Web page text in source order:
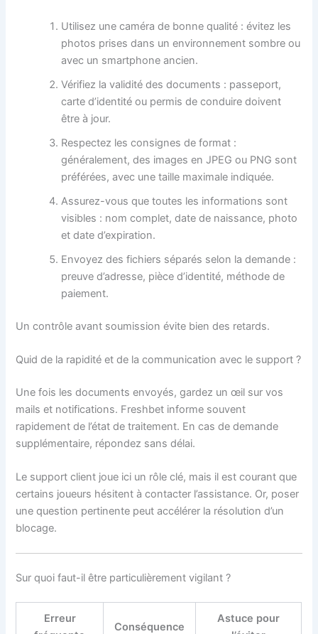
Utilisez une caméra de bonne qualité : évitez les
photos prises dans un environnement sombre ou
avec un smartphone ancien.
Vérifiez la validité des documents : passeport,
carte d’identité ou permis de conduire doivent
être à jour.
Respectez les consignes de format :
généralement, des images en JPEG ou PNG sont
préférées, avec une taille maximale indiquée.
Assurez-vous que toutes les informations sont
visibles : nom complet, date de naissance, photo
et date d’expiration.
Envoyez des fichiers séparés selon la demande :
preuve d’adresse, pièce d’identité, méthode de
paiement.
Un contrôle avant soumission évite bien des retards.
Quid de la rapidité et de la communication avec le support ?
Une fois les documents envoyés, gardez un œil sur vos
mails et notifications. Freshbet informe souvent
rapidement de l’état de traitement. En cas de demande
supplémentaire, répondez sans délai.
Le support client joue ici un rôle clé, mais il est courant que
certains joueurs hésitent à contacter l’assistance. Or, poser
une question pertinente peut accélérer la résolution d’un
blocage.
Sur quoi faut-il être particulièrement vigilant ?
Erreur
Conséquence
Astuce pour